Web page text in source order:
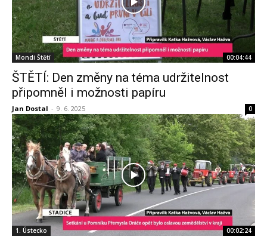
Mondi Štětí 00:04:44
ŠTĚTÍ: Den změny na téma udržitelnost
připomněl i možnosti papíru
Jan Dostal - 9. 6. 2025 0
1. Ústecko 00:02:24